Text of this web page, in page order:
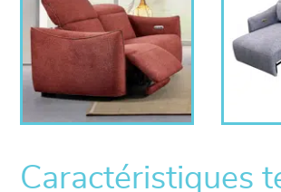
Caractéristiques